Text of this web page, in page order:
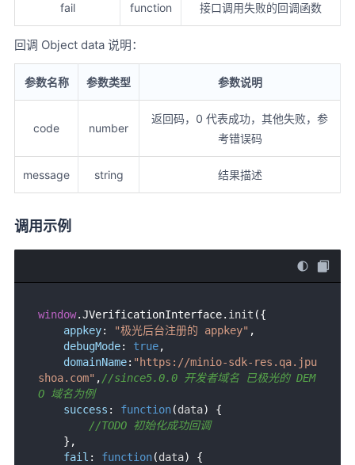
参数说明：
接口说明
调用示例
其他说明
参数说明：
错误码
fail function 接口调用失败的回调函数
回调 Object data 说明：
参数名称 参数类型 参数说明
code number
返回码，0 代表成功，其他失败，参
考错误码
message string 结果描述
调用示例
window.JVerificationInterface. init ({
appkey: "极光后台注册的 appkey" ,
debugMode: true,
domainName: "https://minio-sdk-res.qa.jpu
shoa.com" , //since5.0.0 开发者域名 已极光的 DEM
O 域名为例
success : function(data) {
//TODO 初始化成功回调
fail : function(data) {